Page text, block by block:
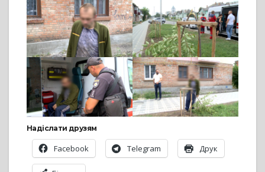
Надіслати друзям
Facebook Telegram Друк